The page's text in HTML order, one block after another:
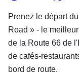
Prenez le départ
Road » - le
de la Route 66 de
de cafés-
bord de route.